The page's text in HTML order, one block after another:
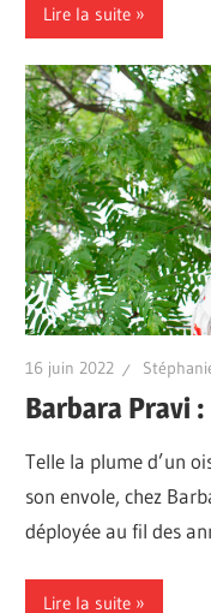
Lire la suite
16 juin 2022
Barbara Pravi
Telle la plume d’un
son envole, chez
déployée au fil des
Lire la suite